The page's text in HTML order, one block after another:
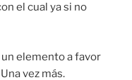
el cual ya si no
elemento a favor
vez más.